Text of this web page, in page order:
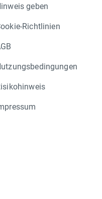
geben
Richtlinien